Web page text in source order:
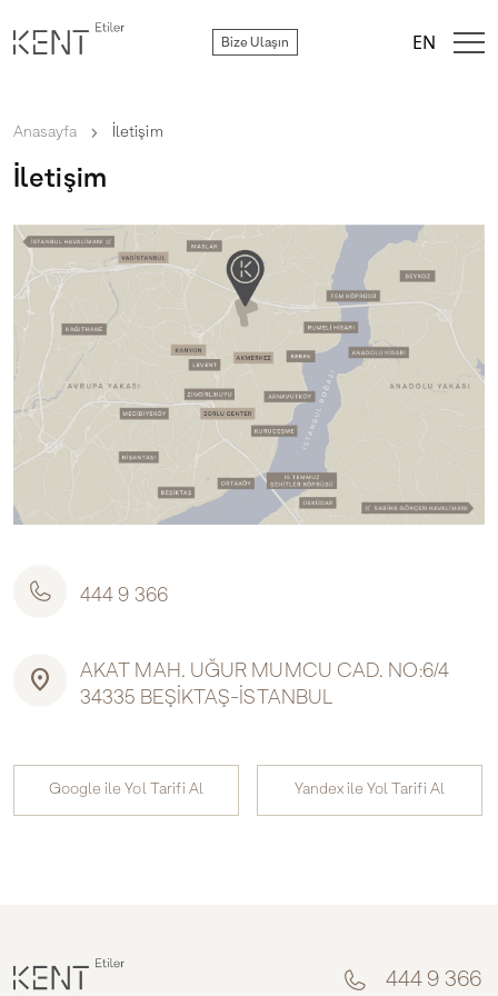
Bize Ulaşın EN
Anasayfa chevron_right İletişim
İletişim
444 9 366
location_on
AKAT MAH. UĞUR MUMCU CAD. NO:6/4
34335 BEŞİKTAŞ-İSTANBUL
Google ile Yol Tarifi Al Yandex ile Yol Tarifi Al
444 9 366